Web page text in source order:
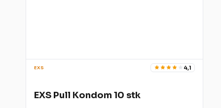
EXS 4,1
EXS Pull Kondom 10 stk